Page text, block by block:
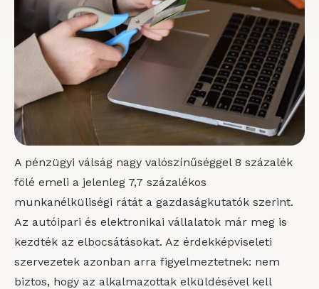
A pénzügyi válság nagy valószínűséggel 8 százalék
fölé emeli a jelenleg 7,7 százalékos
munkanélküliségi rátát a gazdaságkutatók szerint.
Az autóipari és elektronikai vállalatok már meg is
kezdték az elbocsátásokat. Az érdekképviseleti
szervezetek azonban arra figyelmeztetnek: nem
biztos, hogy az alkalmazottak elküldésével kell